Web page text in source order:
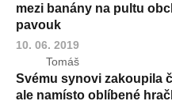
mezi banány na pultu
pavouk
10. 06. 2019
Tomáš
Svému synovi zakoupila
ale namísto oblíbené